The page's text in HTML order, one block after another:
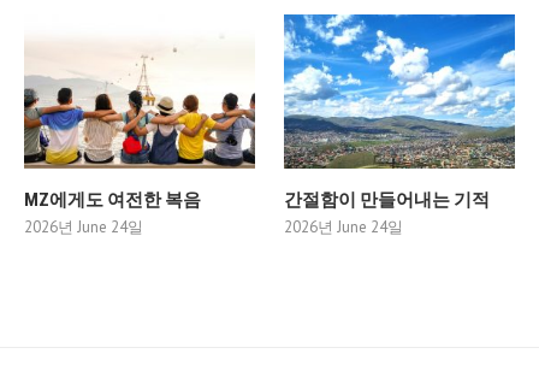
MZ에게도 여전한 복음
2026년 June 24일
간절함이 만들어내는 기적
2026년 June 24일